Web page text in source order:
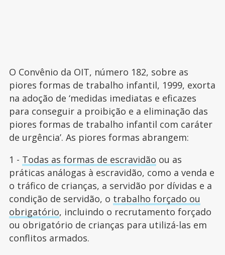
O Convênio da OIT, número 182, sobre as
piores formas de trabalho infantil, 1999, exorta
na adoção de ‘medidas imediatas e eficazes
para conseguir a proibição e a eliminação das
piores formas de trabalho infantil com caráter
de urgência’. As piores formas abrangem:
1 - Todas as formas de escravidão ou as
práticas análogas à escravidão, como a venda e
o tráfico de crianças, a servidão por dívidas e a
condição de servidão, o trabalho forçado ou
obrigatório, incluindo o recrutamento forçado
ou obrigatório de crianças para utilizá-las em
conflitos armados.